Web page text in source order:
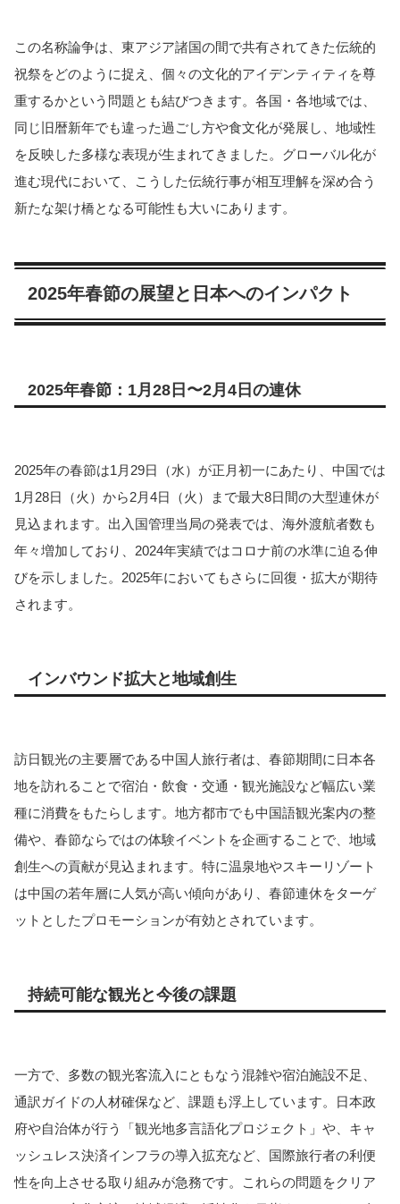
この名称論争は、東アジア諸国の間で共有されてきた伝統的
祝祭をどのように捉え、個々の文化的アイデンティティを尊
重するかという問題とも結びつきます。各国・各地域では、
同じ旧暦新年でも違った過ごし方や食文化が発展し、地域性
を反映した多様な表現が生まれてきました。グローバル化が
進む現代において、こうした伝統行事が相互理解を深め合う
新たな架け橋となる可能性も大いにあります。
2025年春節の展望と日本へのインパクト
2025年春節：1月28日〜2月4日の連休
2025年の春節は1月29日（水）が正月初一にあたり、中国では
1月28日（火）から2月4日（火）まで最大8日間の大型連休が
見込まれます。出入国管理当局の発表では、海外渡航者数も
年々増加しており、2024年実績ではコロナ前の水準に迫る伸
びを示しました。2025年においてもさらに回復・拡大が期待
されます。
インバウンド拡大と地域創生
訪日観光の主要層である中国人旅行者は、春節期間に日本各
地を訪れることで宿泊・飲食・交通・観光施設など幅広い業
種に消費をもたらします。地方都市でも中国語観光案内の整
備や、春節ならではの体験イベントを企画することで、地域
創生への貢献が見込まれます。特に温泉地やスキーリゾート
は中国の若年層に人気が高い傾向があり、春節連休をターゲ
ットとしたプロモーションが有効とされています。
持続可能な観光と今後の課題
一方で、多数の観光客流入にともなう混雑や宿泊施設不足、
通訳ガイドの人材確保など、課題も浮上しています。日本政
府や自治体が行う「観光地多言語化プロジェクト」や、キャ
ッシュレス決済インフラの導入拡充など、国際旅行者の利便
性を向上させる取り組みが急務です。これらの問題をクリア